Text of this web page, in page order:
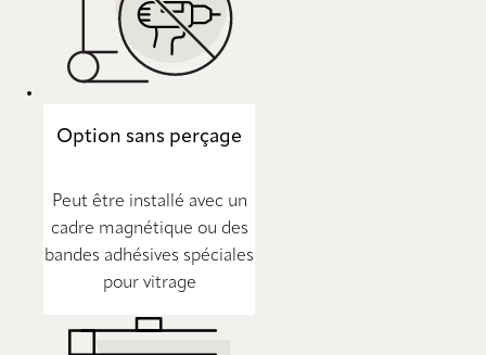
Option sans perçage
Peut être installé avec un
cadre magnétique ou des
bandes adhésives spéciales
pour vitrage